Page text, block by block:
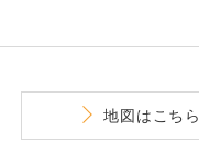
地図 はこちら